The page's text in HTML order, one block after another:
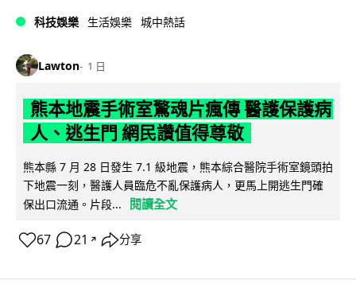
科技娛樂 生活娛樂 城中熱話
Lawton 1 日
熊本地震手術室驚魂片瘋傳 醫護保護病
人、逃生門 網民讚值得尊敬
熊本縣 7 月 28 日發生 7.1 級地震，熊本綜合醫院手術室鏡頭拍
下地震一刻，醫護人員臨危不亂保護病人，更馬上開逃生門確
保出口流通。片段...
閱讀全文
67 21 ↗ 分享